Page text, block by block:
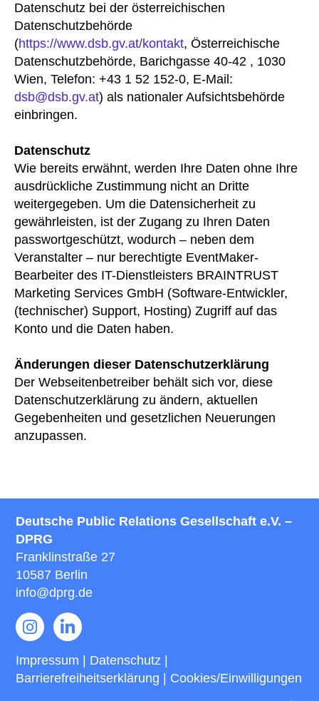
Datenschutz bei der österreichischen
Datenschutzbehörde
(https://www.dsb.gv.at/kontakt, Österreichische
Datenschutzbehörde, Barichgasse 40-42 , 1030
Wien, Telefon: +43 1 52 152-0, E-Mail:
dsb@dsb.gv.at) als nationaler Aufsichtsbehörde
einbringen.
Datenschutz
Wie bereits erwähnt, werden Ihre Daten ohne Ihre
ausdrückliche Zustimmung nicht an Dritte
weitergegeben. Um die Datensicherheit zu
gewährleisten, ist der Zugang zu Ihren Daten
passwortgeschützt, wodurch – neben dem
Veranstalter – nur berechtigte EventMaker-
Bearbeiter des IT-Dienstleisters BRAINTRUST
Marketing Services GmbH (Software-Entwickler,
(technischer) Support, Hosting) Zugriff auf das
Konto und die Daten haben.
Änderungen dieser Datenschutzerklärung
Der Webseitenbetreiber behält sich vor, diese
Datenschutzerklärung zu ändern, aktuellen
Gegebenheiten und gesetzlichen Neuerungen
anzupassen.
Deutsche Public Relations Gesellschaft e.V. –
DPRG
Franklinstraße 27
10587 Berlin
info@dprg.de
Impressum | Datenschutz
Barrierefreiheitserklärung
Cookies/Einwilligungen